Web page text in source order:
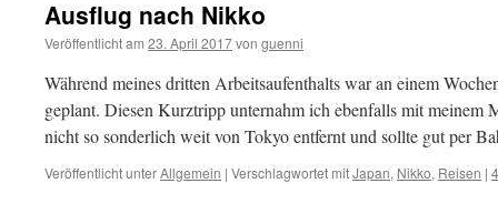
Ausflug nach Nikko
Veröffentlicht am 23. April 2017von guenni
Während meines dritten Arbeitsaufenthalts war an einem
geplant. Diesen Kurztripp unternahm ich ebenfalls mit meinem
nicht so sonderlich weit von Tokyo entfernt und sollte gut per
Veröffentlicht unterAllgemein | Verschlagwortet mitJapan, Nikko, Reisen |